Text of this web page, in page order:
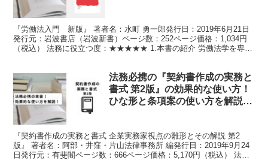
『労働法入門 新版』 著者名：水町 勇一郎発行日：2019年6月21日
発行元：岩波書店（岩波新書）ページ数：252ページ価格：1,034円
（税込） 法務に役立つ度：★★★★★ 1.本書の紹介 労働法学を専門
法務必携の『契約書作成の実務と
書式 第2版』の効果的な使い方！
ひな形と条項案の使い方を解説し
『契約書作成の実務と書式 企業実務家視点の雛形とその解説 第2
版』 著者名：阿部・井窪・片山法律事務所 編発行日：2019年9月24
日発行元：有斐閣ページ数：666ページ価格：5,170円（税込） 法務